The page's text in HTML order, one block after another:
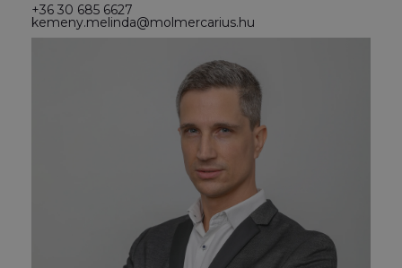
+36 30 685 6627
kemeny.melinda@molmercarius.hu